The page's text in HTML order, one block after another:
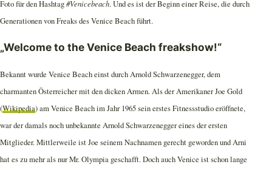
Foto für den Hashtag#Venicebeach. Und es ist der Beginn einer Reise, die durch
Generationen von Freaks des Venice Beach führt.
„Welcome to the Venice Beach freakshow!“
Bekannt wurde Venice Beach einst durch Arnold Schwarzenegger, dem
charmanten Österreicher mit den dicken Armen. Als der Amerikaner Joe Gold
(Wikipedia) am Venice Beach im Jahr 1965 sein erstes Fitnessstudio eröffnete,
war der damals noch unbekannte Arnold Schwarzenegger eines der ersten
Mitglieder. Mittlerweile ist Joe seinem Nachnamen gerecht geworden und Arni
hat es zu mehr als nur Mr. Olympia geschafft. Doch auch Venice ist schon lange